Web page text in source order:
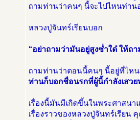
ถามท่านว่าคนๆ นี้จะไปไหนท่าน
หลวงปู่จันทร์เรียนบอก
“อย่าถามว่ามันอยู่สูงซ่ำใด๋ ให้ถ
ถามท่านว่าตอนนี้คนๆ นี้อยู่ที่ไหน
ท่านก็บอกชื่อนรกที่ผู้นี้กำลังเสว
เรื่องนี้มันมีเกิดขึ้นในพระศาสนา
เรื่องราวของหลวงปู่จันทร์เรียน